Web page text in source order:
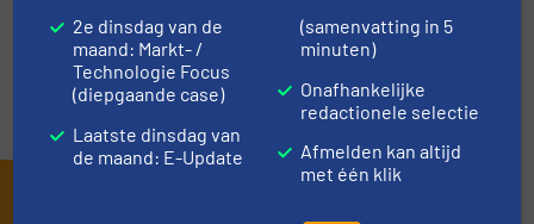
VIDEO'S
2e dinsdag van de
maand: Markt- /
Technologie Focus
(diepgaande case)
Laatste dinsdag van
de maand: E-Update
(samenvatting in 5
minuten)
Onafhankelijke
redactionele selectie
Afmelden kan altijd
met één klik